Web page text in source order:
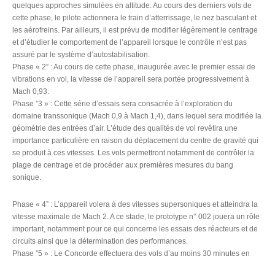
quelques approches simulées en altitude. Au cours des derniers vols de
cette phase, le pilote actionnera le train d’atterrissage, le nez basculant et
les aérofreins. Par ailleurs, il est prévu de modifier légèrement le centrage
et d’étudier le comportement de l’appareil lorsque le contrôle n’est pas
assuré par le système d’autostabilisation.
Phase « 2” : Au cours de cette phase, inaugurée avec le premier essai de
vibrations en vol, la vitesse de l’appareil sera portée progressivement à
Mach 0,93.
Phase ”3 » : Cette série d’essais sera consacrée à l’exploration du
domaine transsonique (Mach 0,9 à Mach 1,4), dans lequel sera modifiée la
géométrie des entrées d’air. L’étude des qualités de vol revêtira une
importance particulière en raison du déplacement du centre de gravité qui
se produit à ces vitesses. Les vols permettront notamment de contrôler la
plage de centrage et de procéder aux premières mesures du bang
sonique.
Phase « 4” : L’appareil volera à des vitesses supersoniques et atteindra la
vitesse maximale de Mach 2. A ce stade, le prototype n° 002 jouera un rôle
important, notamment pour ce qui concerne les essais des réacteurs et de
circuits ainsi que la détermination des performances.
Phase ”5 » : Le Concorde effectuera des vols d’au moins 30 minutes en